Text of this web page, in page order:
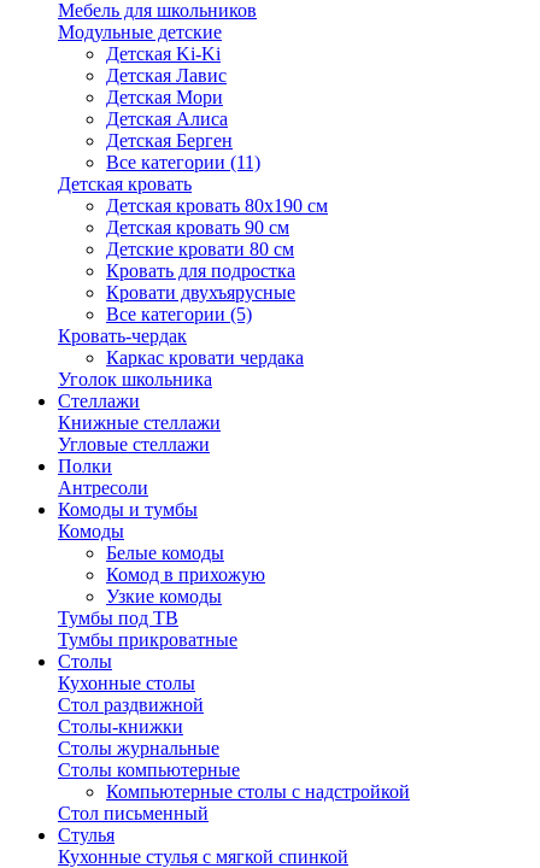
Мебель для школьников
Модульные детские
Детская Ki-Ki
Детская Лавис
Детская Мори
Детская Алиса
Детская Берген
Все категории (11)
Детская кровать
Детская кровать 80х190 см
Детская кровать 90 см
Детские кровати 80 см
Кровать для подростка
Кровати двухъярусные
Все категории (5)
Кровать-чердак
Каркас кровати чердака
Уголок школьника
Стеллажи
Книжные стеллажи
Угловые стеллажи
Полки
Антресоли
Комоды и тумбы
Комоды
Белые комоды
Комод в прихожую
Узкие комоды
Тумбы под ТВ
Тумбы прикроватные
Столы
Кухонные столы
Стол раздвижной
Столы-книжки
Столы журнальные
Столы компьютерные
Компьютерные столы с надстройкой
Стол письменный
Стулья
Кухонные стулья с мягкой спинкой